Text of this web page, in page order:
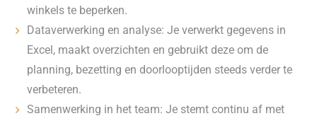
winkels te beperken.
Dataverwerking en analyse: Je verwerkt gegevens in
Excel, maakt overzichten en gebruikt deze om de
planning, bezetting en doorlooptijden steeds verder te
verbeteren.
Samenwerking in het team: Je stemt continu af met